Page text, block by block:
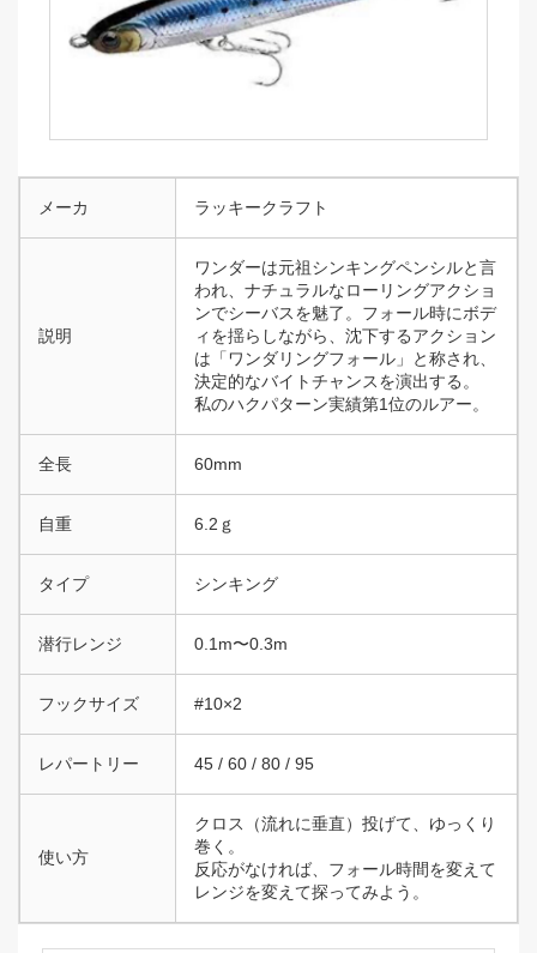
メーカ ラッキークラフト
説明
ワンダーは元祖シンキングペンシルと言
われ、ナチュラルなローリングアクショ
ンでシーバスを魅了。フォール時にボデ
ィを揺らしながら、沈下するアクション
は「ワンダリングフォール」と称され、
決定的なバイトチャンスを演出する。
私のハクパターン実績第1位のルアー。
全長 60mm
自重 6.2ｇ
タイプ シンキング
潜行レンジ 0.1m〜0.3m
フックサイズ #10×2
レパートリー 45 / 60 / 80 / 95
使い方
クロス（流れに垂直）投げて、ゆっくり
巻く。
反応がなければ、フォール時間を変えて
レンジを変えて探ってみよう。